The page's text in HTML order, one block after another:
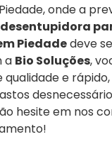
onde a
desentupidora
Piedadedeve
a Bio Soluções,
e
hesite em nos